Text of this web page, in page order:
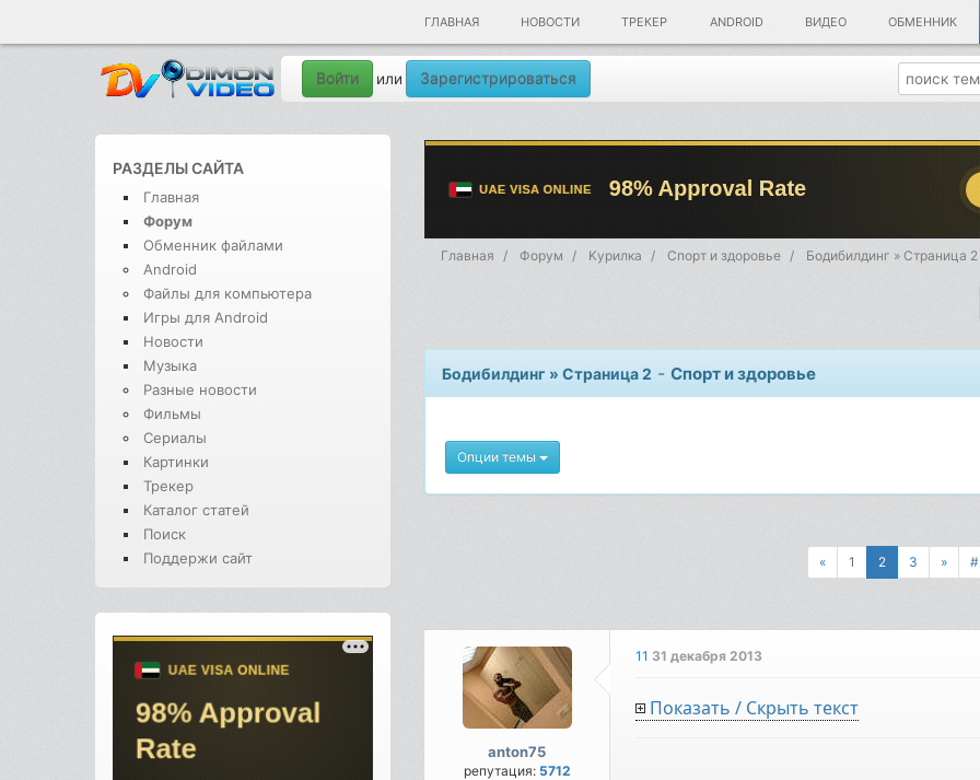
ГЛАВНАЯ НОВОСТИ ТРЕКЕР ANDROID ВИДЕО ОБМЕННИК
Войти или Зарегистрироваться
РАЗДЕЛЫ САЙТА
Главная
Форум
Обменник файлами
Android
Файлы для компьютера
Игры для Android
Новости
Музыка
Разные новости
Фильмы
Сериалы
Картинки
Трекер
Каталог статей
Поиск
Поддержи сайт
Главная Форум Kурилка Спорт и здоровье Бодибилдинг » Страница 2
Бодибилдинг » Страница 2 -Спорт и здоровье
Опции темы
« 1 2 3 » #
anton75
репутация: 5712
11 31 декабря 2013
Показать / Скрыть текст